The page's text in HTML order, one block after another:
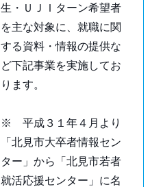
生・ＵＪＩターン希望者
を主な対象に、就職に関
する資料・情報の提供な
ど下記事業を実施してお
ります。
※ 平成３１年４月より
「北見市大卒者情報セン
ター」から「北見市若者
就活応援センター」に名